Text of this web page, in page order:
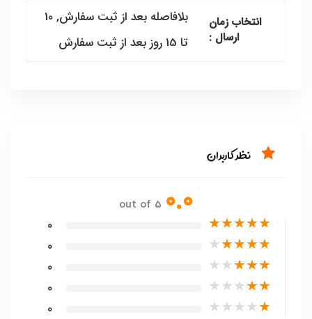
انتخاب زمان
ارسال :
بلافاصله بعد از ثبت سفارش, 10
تا 15 روز بعد از ثبت سفارش
نظر کاربران
0.0
out of 5
★
★
★
★
★
0
★
★
★
★
★
0
★
★
★
★
★
0
★
★
★
★
★
0
★
★
★
★
★
0